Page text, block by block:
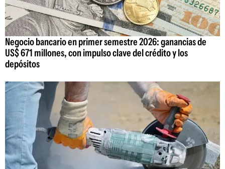
Negocio bancario en primer semestre 2026: ganancias de
US$ 671 millones, con impulso clave del crédito y los
depósitos